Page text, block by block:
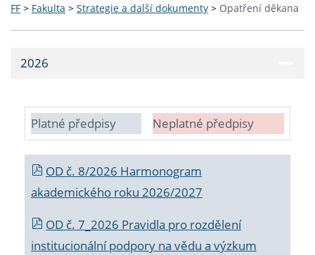
FF > Fakulta > Strategie a další dokumenty > Opatření děkana
2026
Platné předpisy Neplatné předpisy
OD č. 8/2026 Harmonogram
akademického roku 2026/2027
OD č. 7_2026 Pravidla pro rozdělení
institucionální podpory na vědu a výzkum